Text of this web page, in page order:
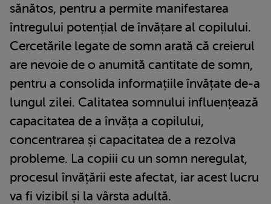
sănătos, pentru a permite manifestarea
întregului potențial de învățare al copilului.
Cercetările legate de somn arată că creierul
are nevoie de o anumită cantitate de somn,
pentru a consolida informațiile învățate de-a
lungul zilei. Calitatea somnului influențează
capacitatea de a învăța a copilului,
concentrarea și capacitatea de a rezolva
probleme. La copiii cu un somn neregulat,
procesul învățării este afectat, iar acest lucru
va fi vizibil și la vârsta adultă.